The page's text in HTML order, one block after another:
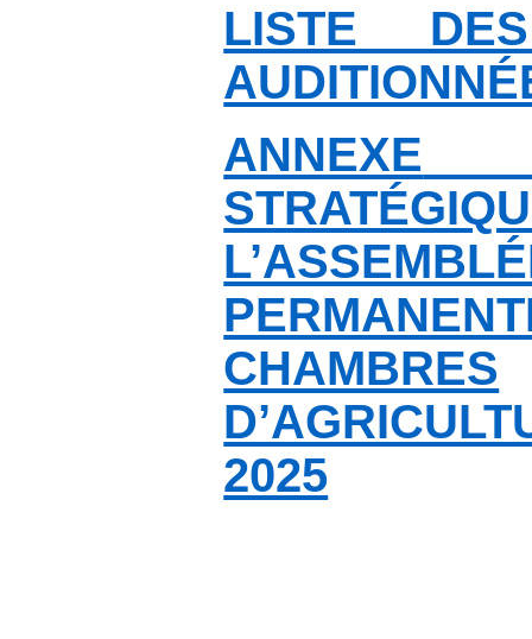
LISTE
ANNEXE
CHAMBRES
2025